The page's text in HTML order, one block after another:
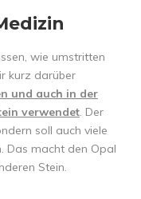
wie umstritten
kurz darüber
und auch in der
verwendet. Der
soll auch viele
Das macht den Opal
Stein.